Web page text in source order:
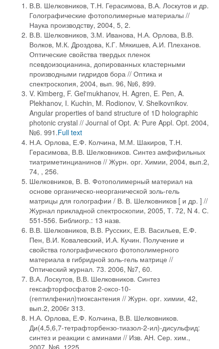
В.В. Шелковников, Т.Н. Герасимова, В.А. Лоскутов и др.
Голографические фотополимерные материалы //
Наука производству, 2004, 5, 2.
В.В. Шелковников, З.М. Иванова, Н.А. Орлова, В.В.
Волков, М.К. Дроздова, К.Г. Мякишев, А.И. Плеханов.
Оптические свойства твердых пленок
псевдоизоцианина, допированных кластерными
производными гидридов бора // Оптика и
спектроскопия, 2004, вып. 96, №6, 899.
V. Kimberg, F. Gel'mukhanov, H. Agren, E. Pen, A.
Plekhanov, I. Kuchin, M. Rodionov, V. Shelkovnikov.
Angular properties of band structure of 1D holographic
photonic crystal // Journal of Opt. A: Pure Appl. Opt. 2004,
№6. 991.Full text
Н.А. Орлова, Е.Ф. Колчина, М.М. Шакиров, Т.Н.
Герасимова, В.В. Шелковников. Синтез амфифильных
тиатриметинцианинов // Журн. орг. Химии, 2004, вып.2,
74, , 256.
Шелковников, В. В. Фотополимерный материал на
основе органическо-неорганической золь-гель
матрицы для голографии / В. В. Шелковников [ и др. ] //
Журнал прикладной спектроскопии, 2005, Т. 72, N 4. С.
551-556. Библиогр.: 13 назв.
В.В. Шелковников, В.В. Русских, Е.В. Васильев, Е.Ф.
Пен, В.И. Ковалевский, И.А. Кучин. Получение и
свойства голографического фотополимерного
материала в гибридной золь-гель матрице //
Оптический журнал. 73. 2006, №7, 60.
В.А. Лоскутов, В.В. Шелковников. Синтез
гексафторфосфатов 2-оксо-10-
(гептилфенил)тиоксантения // Журн. орг. химии, 42,
вып.2, 2006г 313.
Н.А. Орлова, Е.Ф. Колчина, В.В. Шелковников.
Ди(4,5,6,7-тетрафторбензо-тиазол-2-ил)-дисульфид:
синтез и реакции с аминами // Изв. АН. Сер. хим.,